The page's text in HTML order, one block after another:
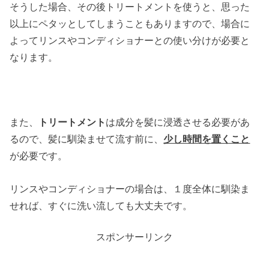
そうした場合、その後トリートメントを使うと、思った
以上にペタッとしてしまうこともありますので、場合に
よってリンスやコンディショナーとの使い分けが必要と
なります。
また、 トリートメント は成分を髪に浸透させる必要があ
るので、髪に馴染ませて流す前に、 少し時間を置くこと
が必要です。
リンスやコンディショナーの場合は、１度全体に馴染ま
せれば、すぐに洗い流しても大丈夫です。
スポンサーリンク